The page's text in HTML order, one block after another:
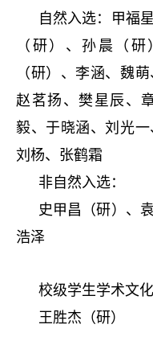
自然入选：甲福
（研）、孙晨（
（研）、李涵、魏
赵茗扬、樊星辰、
毅、于晓涵、刘光一
刘杨、张鹤霜
非自然入选：
史甲昌（研）、
浩泽
校级学生学术文
王胜杰（研）